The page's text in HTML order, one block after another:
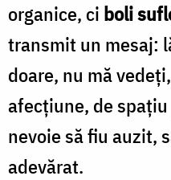
organice, ci boli
transmit un mesaj:
doare, nu mă
afecţiune, de
nevoie să fiu auzit,
adevărat.